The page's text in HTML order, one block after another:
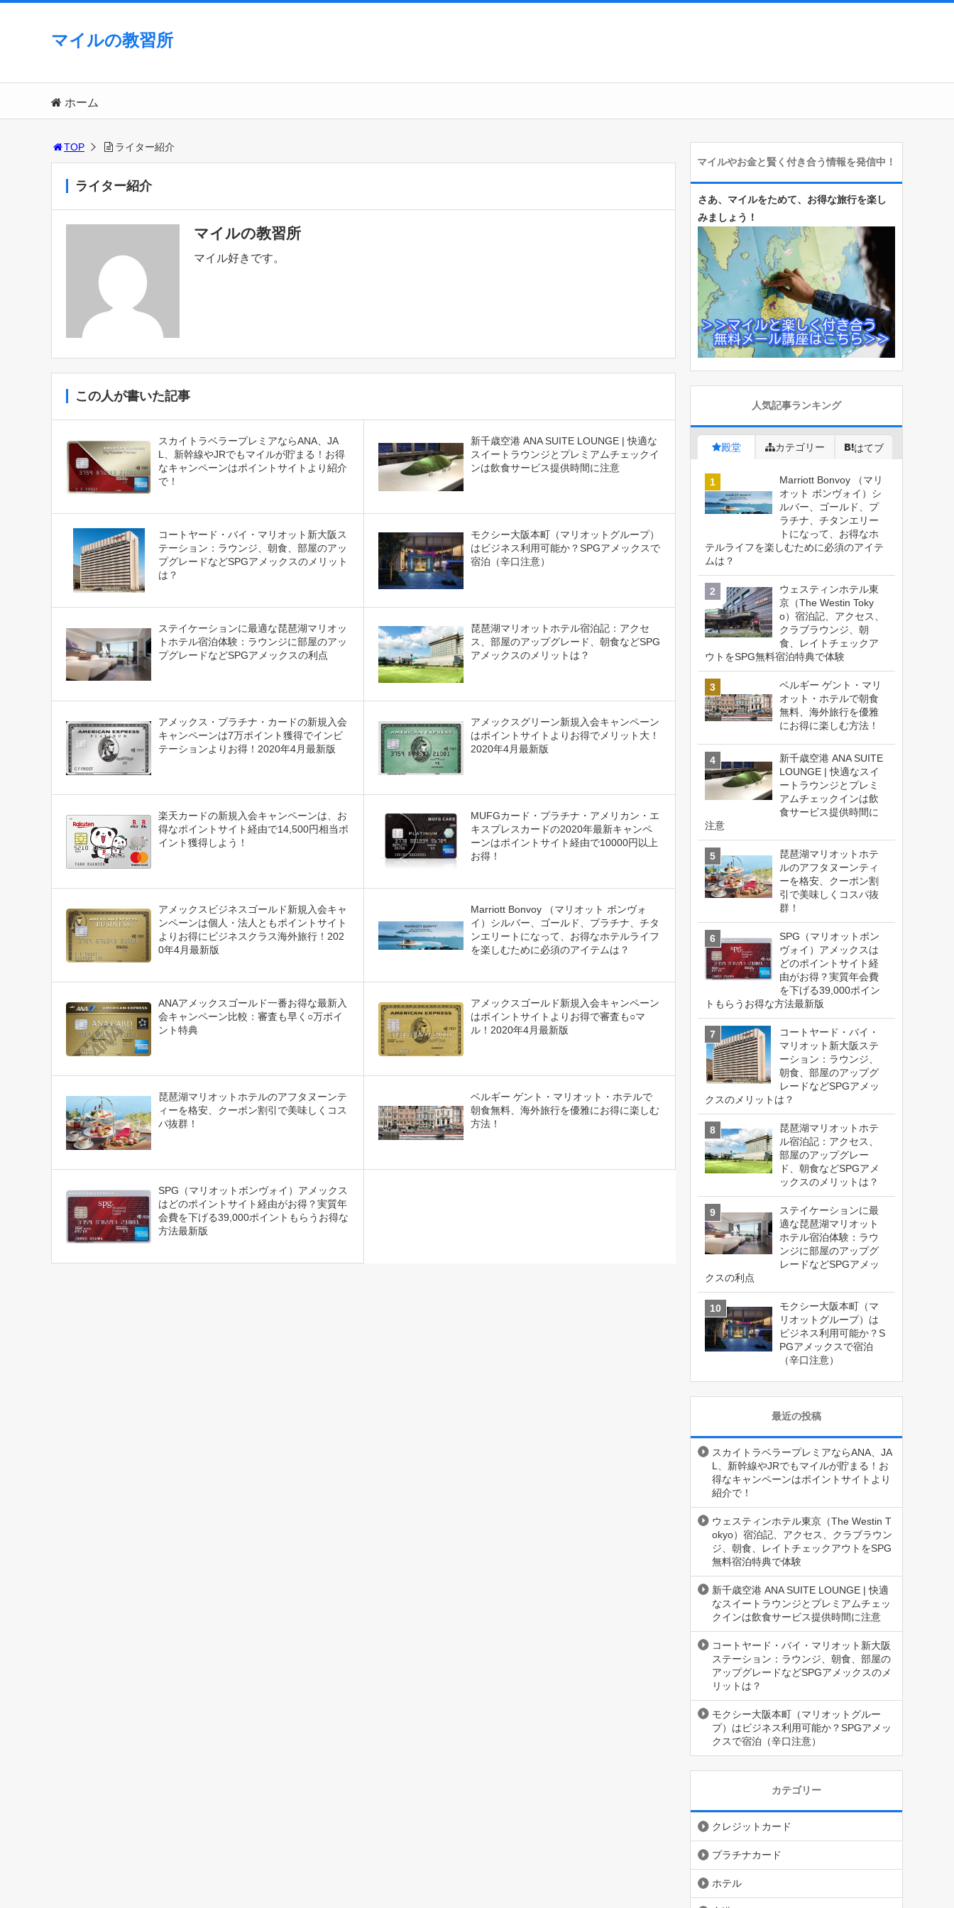
マイルの教習所
ホーム
TOP ライター紹介
ライター紹介
マイルの教習所
マイル好きです。
この人が書いた記事
スカイトラベラープレミアならANA、JA
L、新幹線やJRでもマイルが貯まる！お得
なキャンペーンはポイントサイトより紹介
で！
新千歳空港 ANA SUITE LOUNGE | 快適な
スイートラウンジとプレミアムチェックイ
ンは飲食サービス提供時間に注意
コートヤード・バイ・マリオット新大阪ス
テーション：ラウンジ、朝食、部屋のアッ
プグレードなどSPGアメックスのメリット
は？
モクシー大阪本町（マリオットグループ）
はビジネス利用可能か？SPGアメックスで
宿泊（辛口注意）
ステイケーションに最適な琵琶湖マリオッ
トホテル宿泊体験：ラウンジに部屋のアッ
プグレードなどSPGアメックスの利点
琵琶湖マリオットホテル宿泊記：アクセ
ス、部屋のアップグレード、朝食などSPG
アメックスのメリットは？
アメックス・プラチナ・カードの新規入会
キャンペーンは7万ポイント獲得でインビ
テーションよりお得！2020年4月最新版
アメックスグリーン新規入会キャンペーン
はポイントサイトよりお得でメリット大！
2020年4月最新版
楽天カードの新規入会キャンペーンは、お
得なポイントサイト経由で14,500円相当ポ
イント獲得しよう！
MUFGカード・プラチナ・アメリカン・エ
キスプレスカードの2020年最新キャンペ
ーンはポイントサイト経由で10000円以上
お得！
アメックスビジネスゴールド新規入会キャ
ンペーンは個人・法人ともポイントサイト
よりお得にビジネスクラス海外旅行！202
0年4月最新版
Marriott Bonvoy （マリオット ボンヴォ
イ）シルバー、ゴールド、プラチナ、チタ
ンエリートになって、お得なホテルライフ
を楽しむために必須のアイテムは？
ANAアメックスゴールド一番お得な最新入
会キャンペーン比較：審査も早く○万ポイ
ント特典
アメックスゴールド新規入会キャンペーン
はポイントサイトよりお得で審査も○マ
ル！2020年4月最新版
琵琶湖マリオットホテルのアフタヌーンテ
ィーを格安、クーポン割引で美味しくコス
パ抜群！
ベルギー ゲント・マリオット・ホテルで
朝食無料、海外旅行を優雅にお得に楽しむ
方法！
SPG（マリオットボンヴォイ）アメックス
はどのポイントサイト経由がお得？実質年
会費を下げる39,000ポイントもらうお得な
方法最新版
マイルやお金と賢く付き合う情報を発信中！
さあ、マイルをためて、お得な旅行を楽し
みましょう！
人気記事ランキング
殿堂 カテゴリー はてブ
Marriott Bonvoy （マリ
オット ボンヴォイ）シ
ルバー、ゴールド、プ
ラチナ、チタンエリー
トになって、お得なホ
テルライフを楽しむために必須のアイテ
ムは？
ウェスティンホテル東
京（The Westin Toky
o）宿泊記、アクセス、
クラブラウンジ、朝
食、レイトチェックア
ウトをSPG無料宿泊特典で体験
ベルギー ゲント・マリ
オット・ホテルで朝食
無料、海外旅行を優雅
にお得に楽しむ方法！
新千歳空港 ANA SUITE
LOUNGE | 快適なスイ
ートラウンジとプレミ
アムチェックインは飲
食サービス提供時間に
注意
琵琶湖マリオットホテ
ルのアフタヌーンティ
ーを格安、クーポン割
引で美味しくコスパ抜
群！
SPG（マリオットボン
ヴォイ）アメックスは
どのポイントサイト経
由がお得？実質年会費
を下げる39,000ポイン
トもらうお得な方法最新版
コートヤード・バイ・
マリオット新大阪ステ
ーション：ラウンジ、
朝食、部屋のアップグ
レードなどSPGアメッ
クスのメリットは？
琵琶湖マリオットホテ
ル宿泊記：アクセス、
部屋のアップグレー
ド、朝食などSPGアメ
ックスのメリットは？
ステイケーションに最
適な琵琶湖マリオット
ホテル宿泊体験：ラウ
ンジに部屋のアップグ
レードなどSPGアメッ
クスの利点
モクシー大阪本町（マ
リオットグループ）は
ビジネス利用可能か？S
PGアメックスで宿泊
（辛口注意）
最近の投稿
スカイトラベラープレミアならANA、JA
L、新幹線やJRでもマイルが貯まる！お
得なキャンペーンはポイントサイトより
紹介で！
ウェスティンホテル東京（The Westin T
okyo）宿泊記、アクセス、クラブラウン
ジ、朝食、レイトチェックアウトをSPG
無料宿泊特典で体験
新千歳空港 ANA SUITE LOUNGE | 快適
なスイートラウンジとプレミアムチェッ
クインは飲食サービス提供時間に注意
コートヤード・バイ・マリオット新大阪
ステーション：ラウンジ、朝食、部屋の
アップグレードなどSPGアメックスのメ
リットは？
モクシー大阪本町（マリオットグルー
プ）はビジネス利用可能か？SPGアメッ
クスで宿泊（辛口注意）
カテゴリー
クレジットカード
プラチナカード
ホテル